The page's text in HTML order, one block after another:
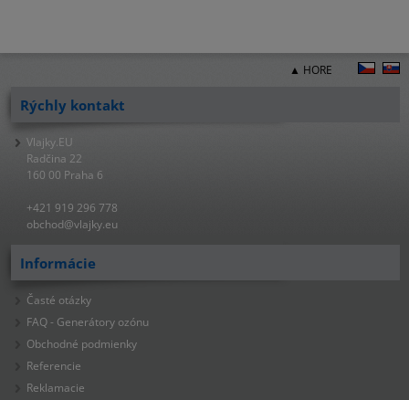
▲ HORE
Rýchly kontakt
Vlajky.EU
Radčina 22
160 00 Praha 6
+421 919 296 778
obchod@vlajky.eu
Informácie
Časté otázky
FAQ - Generátory ozónu
Obchodné podmienky
Referencie
Reklamacie